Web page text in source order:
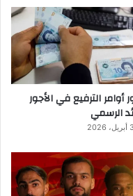
أوامر الترفيع في الأجور
الرسمي